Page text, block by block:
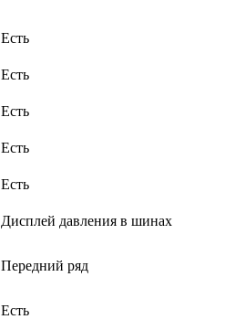
Есть
Есть
Есть
Есть
Есть
Дисплей давления в шинах
Передний ряд
Есть